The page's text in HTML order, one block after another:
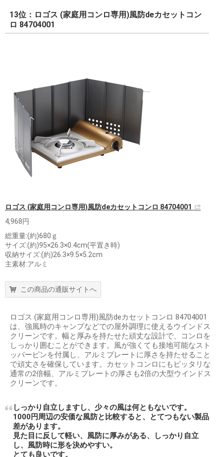
13位：ロゴス (家庭用コンロ専用)風防deカセットコン
ロ 84704001
ロゴス (家庭用コンロ専用)風防deカセットコンロ 84704001
4,968円
総重量:(約)680ｇ
サイズ:(約)95×26.3×0.4cm(平置き時)
収納サイズ:(約)26.3×9.5×5.2cm
主素材:アルミ
この商品の通販サイトへ
ロゴス (家庭用コンロ専用)風防deカセットコンロ 84704001
は、強風時のキャンプなどでの屋外調理に使えるウインドス
クリーンです。幅と厚みを持たせた頑丈な設計で、コンロを
しっかり囲むことができます。風が強くても接地可能なスト
ッパーピンを付属し、アルミプレートに厚さを持たせること
で頑丈さを確保しています。カセットコンロにもピッタリな
通常の2倍幅、アルミプレートの厚さも2倍の大型ウインドス
クリーンです。
しっかり自立しますし、少々の風は何ともないです。
1000円周辺の安価な風防と比較すると、とてつもない製品
差があります。
見た目に反して軽い、風防に厚みがある、しっかり自立
し、風防時に形を決めやすい。
とても良いです。